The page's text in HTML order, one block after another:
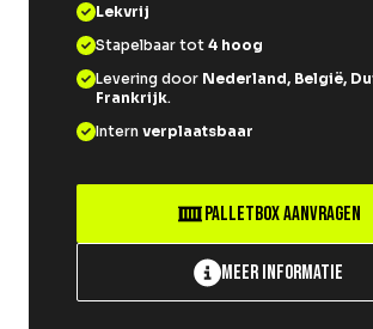
Lekvrij
Stapelbaar tot 4 hoog
Levering door Nederland, België,
Frankrijk.
Intern verplaatsbaar
Palletbox aanvragen
Meer informatie